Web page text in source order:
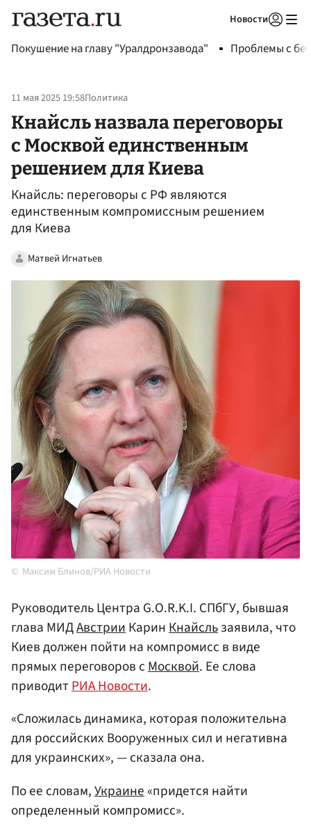
Новости
Покушение на главу "Уралдронзавода" Проблемы с
11 мая 2025 19:58Политика
Кнайсль назвала переговоры
с Москвой единственным
решением для Киева
Кнайсль: переговоры с РФ являются
единственным компромиссным решением
для Киева
Матвей Игнатьев
Максим Блинов/РИА Новости
Руководитель Центра G.O.R.K.I. СПбГУ, бывшая
глава МИДАвстрииКаринКнайсльзаявила, что
Киев должен пойти на компромисс в виде
прямых переговоров сМосквой. Ее слова
приводитРИА Новости.
«Сложилась динамика, которая положительна
для российских Вооруженных сил и негативна
для украинских», — сказала она.
По ее словам,Украине«придется найти
определенный компромисс».